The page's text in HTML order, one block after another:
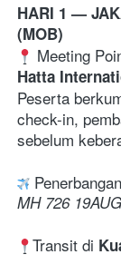
HARI 1 —
(MOB)
Meeting
Hatta
Peserta
check-in,
sebelum
MH 726
Transit di